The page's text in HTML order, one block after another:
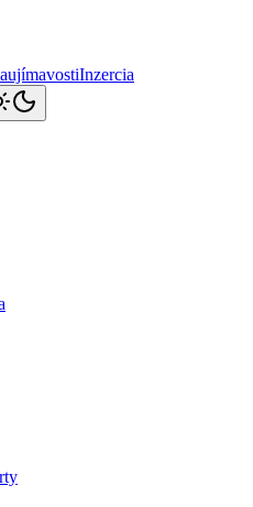
Inzercia